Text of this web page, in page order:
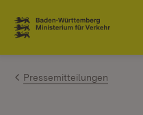
Zum Inhalt springen
Link zur Startseite
Pressemitteilungen